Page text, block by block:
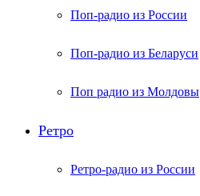
Поп-радио из России
Поп-радио из Беларуси
Поп радио из Молдовы
Ретро
Ретро-радио из России